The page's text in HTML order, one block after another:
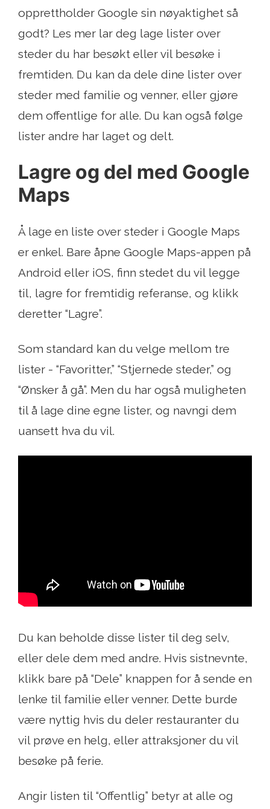
opprettholder Google sin nøyaktighet så
godt? Les mer lar deg lage lister over
steder du har besøkt eller vil besøke i
fremtiden. Du kan da dele dine lister over
steder med familie og venner, eller gjøre
dem offentlige for alle. Du kan også følge
lister andre har laget og delt.
Lagre og del med Google
Maps
Å lage en liste over steder i Google Maps
er enkel. Bare åpne Google Maps-appen på
Android eller iOS, finn stedet du vil legge
til, lagre for fremtidig referanse, og klikk
deretter “Lagre”.
Som standard kan du velge mellom tre
lister - “Favoritter,” “Stjernede steder,” og
“Ønsker å gå”. Men du har også muligheten
til å lage dine egne lister, og navngi dem
uansett hva du vil.
Du kan beholde disse lister til deg selv,
eller dele dem med andre. Hvis sistnevnte,
klikk bare på “Dele” knappen for å sende en
lenke til familie eller venner. Dette burde
være nyttig hvis du deler restauranter du
vil prøve en helg, eller attraksjoner du vil
besøke på ferie.
Angir listen til “Offentlig” betyr at alle og